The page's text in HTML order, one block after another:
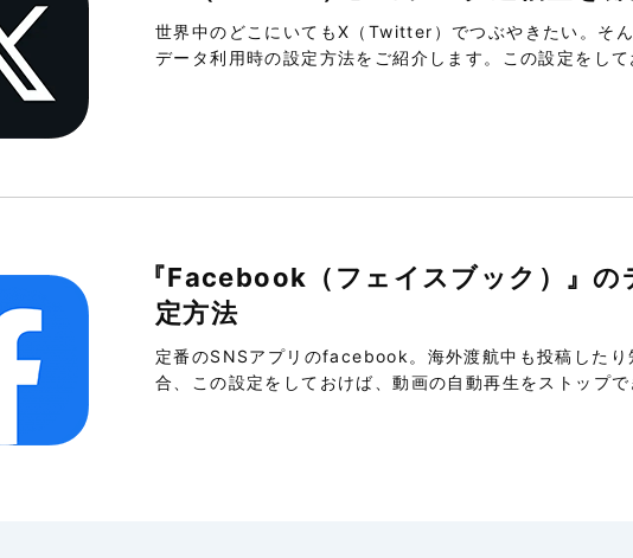
世界中のどこにいてもX（Twitter）でつぶやきたい。そ
データ利用時の設定方法をご紹介します。この設定をし
『Facebook（フェイスブック）』の
定方法
定番のSNSアプリのfacebook。海外渡航中も投稿したり
合、この設定をしておけば、動画の自動再生をストップ